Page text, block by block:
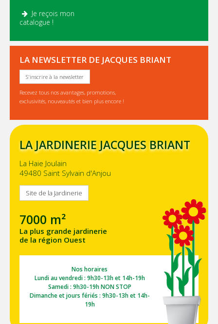
Je reçois mon
catalogue !
LA NEWSLETTER DE JACQUES BRIANT
S'inscrire à la newsletter
Recevez tous nos avantages, promotions,
exclusivités, nouveautés et bien plus encore !
LA JARDINERIE JACQUES BRIANT
La Haie Joulain
49480 Saint Sylvain d'Anjou
Site de la Jardinerie
7000 m²
La plus grande jardinerie
de la région Ouest
Nos horaires
Lundi au vendredi : 9h30-13h et 14h-19h
Samedi : 9h30-19h NON STOP
Dimanche et jours fériés : 9h30-13h et 14h-
19h